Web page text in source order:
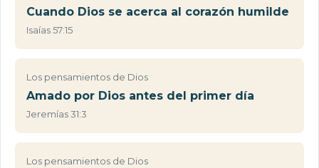
Cuando Dios se acerca al corazón humilde
Isaías 57:15
Los pensamientos de Dios
Amado por Dios antes del primer día
Jeremías 31:3
Los pensamientos de Dios